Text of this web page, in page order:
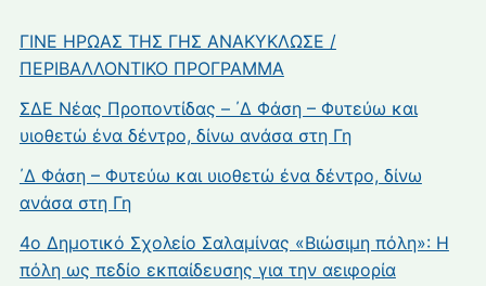
ΓΙΝΕ ΗΡΩΑΣ ΤΗΣ ΓΗΣ ΑΝΑΚΥΚΛΩΣΕ /
ΠΕΡΙΒΑΛΛΟΝΤΙΚΟ ΠΡΟΓΡΑΜΜΑ
ΣΔΕ Νέας Προποντίδας – ΄Δ Φάση – Φυτεύω και
υιοθετώ ένα δέντρο, δίνω ανάσα στη Γη
΄Δ Φάση – Φυτεύω και υιοθετώ ένα δέντρο, δίνω
ανάσα στη Γη
4ο Δημοτικό Σχολείο Σαλαμίνας «Βιώσιμη πόλη»: Η
πόλη ως πεδίο εκπαίδευσης για την αειφορία